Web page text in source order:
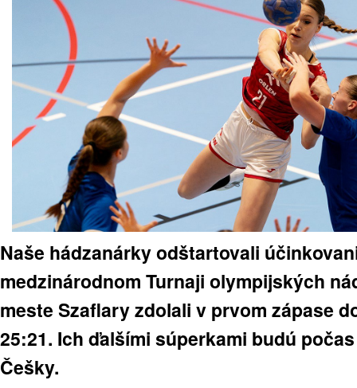
Naše hádzanárky odštartovali
medzinárodnom Turnaji olympijských
meste Szaflary zdolali v prvom zápase
25:21. Ich ďalšími súperkami budú
Češky.